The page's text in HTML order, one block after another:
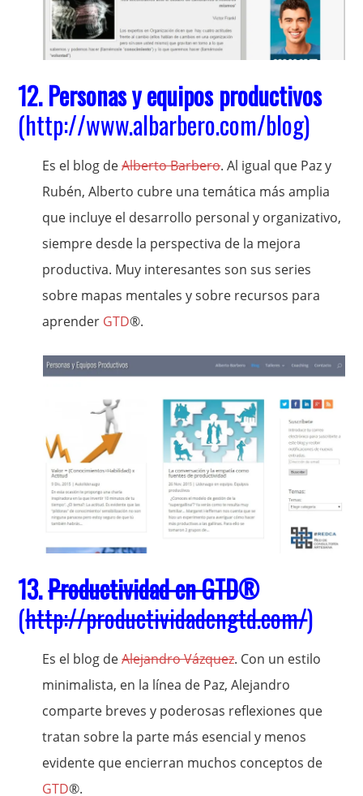
12.Personas y equipos productivos
(http://www.albarbero.com/blog)
Es el blog deAlberto Barbero. Al igual que Paz y
Rubén, Alberto cubre una temática más amplia
que incluye el desarrollo personal y organizativo,
siempre desde la perspectiva de la mejora
productiva. Muy interesantes son sus series
sobre mapas mentales y sobre recursos para
aprender GTD®.
13.Productividad en GTD®
(http://productividadengtd.com/)
Es el blog deAlejandro Vázquez. Con un estilo
minimalista, en la línea de Paz, Alejandro
comparte breves y poderosas reflexiones que
tratan sobre la parte más esencial y menos
evidente que encierran muchos conceptos de
GTD®.